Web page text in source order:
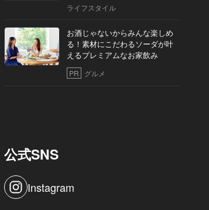
ライフスタイル
お酒じゃないからみんな楽しめ
る！素材にこだわるソーダが叶
えるプレミアムなお家飲み
PR グルメ
公式SNS
Instagram